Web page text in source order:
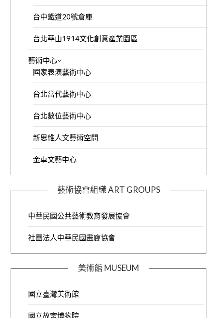
台中鐵道20號倉庫
台北華山1914文化創意產業園區
藝術中心
國家表演藝術中心
台北當代藝術中心
台北數位藝術中心
新思維人文藝術空間
金車文藝中心
藝術協會組織 ART GROUPS
中華民國公共藝術教育發展協會
社團法人中華民國畫廊協會
美術館 MUSEUM
國立臺灣美術館
國立故宮博物院